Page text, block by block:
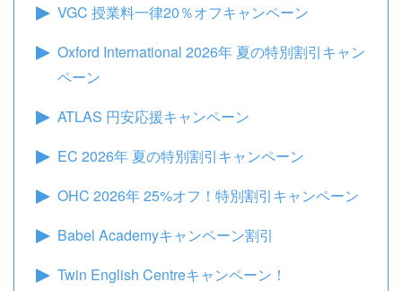
VGC 授業料一律20％オフキャンペーン
Oxford International 2026年 夏の特別割引キャン
ペーン
ATLAS 円安応援キャンペーン
EC 2026年 夏の特別割引キャンペーン
OHC 2026年 25%オフ！特別割引キャンペーン
Babel Academyキャンペーン割引
Twin English Centreキャンペーン！